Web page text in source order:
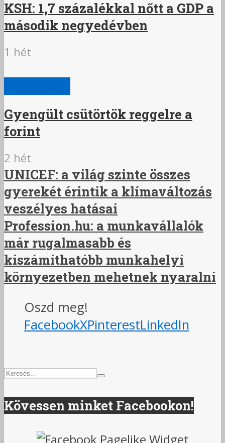
KSH: 1,7 százalékkal nőtt a GDP a
második negyedévben
1 hét
Gyengült csütörtök reggelre a
forint
2 hét
UNICEF: a világ szinte összes
gyerekét érintik a klímaváltozás
veszélyes hatásai
Profession.hu: a munkavállalók
már rugalmasabb és
kiszámíthatóbb munkahelyi
környezetben mehetnek nyaralni
Oszd meg!
FacebookXPinterestLinkedIn
Kövessen minket Facebookon!